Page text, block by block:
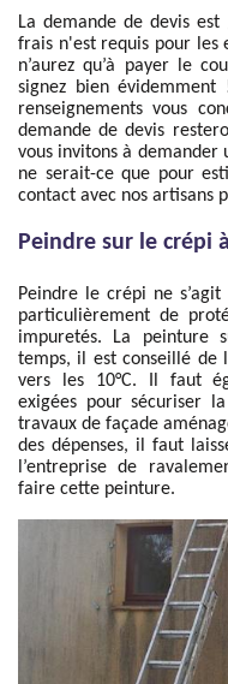
La demande de devis
frais n'est requis pour les
n’aurez qu’à payer le
signez bien
renseignements vous
demande de devis
vous invitons à demander
ne serait-ce que pour
contact avec nos artisans
Peindre sur le crépi
Peindre le crépi ne
particulièrement de
impuretés. La peinture
temps, il est conseillé de
vers les 10°C. Il faut
exigées pour sécuriser
travaux de façade
des dépenses, il faut
l’entreprise de
faire cette peinture.